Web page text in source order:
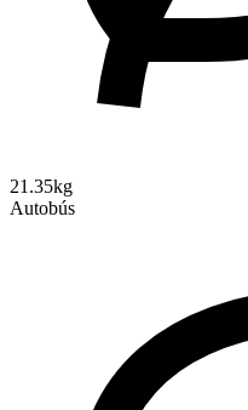
21.35kg
Autobús